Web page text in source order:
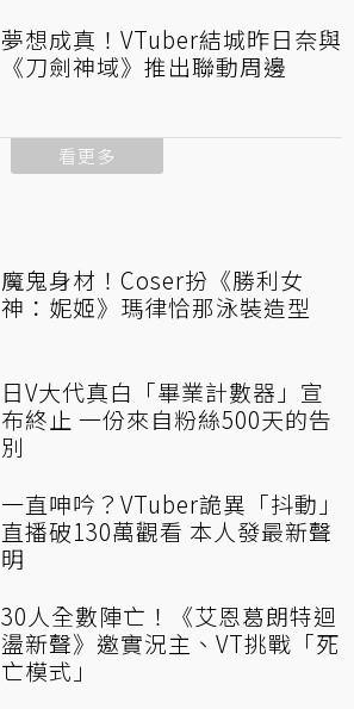
夢想成真！VTuber結城昨日奈與
《刀劍神域》推出聯動周邊
看更多
魔鬼身材！Coser扮《勝利女
神：妮姬》瑪律恰那泳裝造型
日V大代真白「畢業計數器」宣
布終止 一份來自粉絲500天的告
別
一直呻吟？VTuber詭異「抖動」
直播破130萬觀看 本人發最新聲
明
30人全數陣亡！《艾恩葛朗特迴
盪新聲》邀實況主、VT挑戰「死
亡模式」